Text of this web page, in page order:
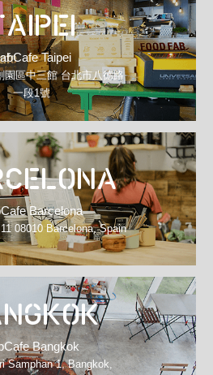
Taipei
園區中三館 台北市八德路
一段1號
Barcelona
08010 Barcelona, Spain
Bangkok
Samphan 1, Bangkok,